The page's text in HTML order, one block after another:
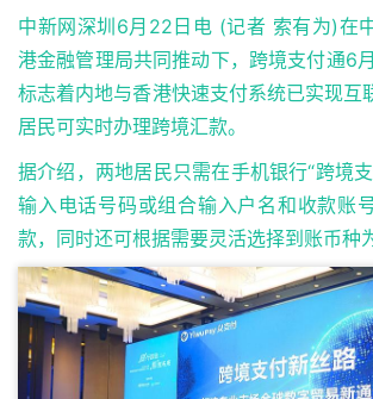
中新网深圳6月22日电 (记者 索有为)在
港金融管理局共同推动下，跨境支付通6
标志着内地与香港快速支付系统已实现互
居民可实时办理跨境汇款。
据介绍，两地居民只需在手机银行“跨境支
输入电话号码或组合输入户名和收款账
款，同时还可根据需要灵活选择到账币种